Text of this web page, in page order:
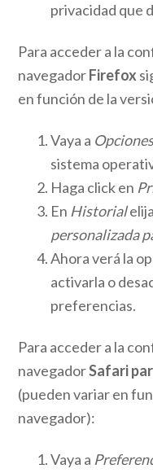
privacidad que
Para acceder a la
navegadorFirefox
en función de la
Vaya a
sistema
Haga click en
En Historialelija
personalizada
Ahora verá la
activarla o
preferencias.
Para acceder a la
navegadorSafari
(pueden variar en
navegador):
Vaya a